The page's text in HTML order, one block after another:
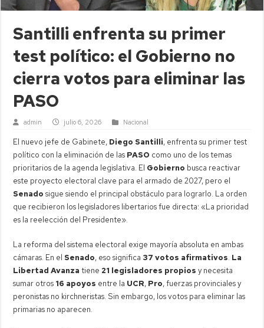
Santilli enfrenta su primer
test político: el Gobierno no
cierra votos para eliminar las
PASO
admin julio 6, 2026 Nacional
El nuevo jefe de Gabinete, Diego Santilli, enfrenta su primer test
político con la eliminación de las PASO como uno de los temas
prioritarios de la agenda legislativa. El Gobierno busca reactivar
este proyecto electoral clave para el armado de 2027, pero el
Senado sigue siendo el principal obstáculo para lograrlo. La orden
que recibieron los legisladores libertarios fue directa: «La prioridad
es la reelección del Presidente».
La reforma del sistema electoral exige mayoría absoluta en ambas
cámaras. En el Senado, eso significa 37 votos afirmativos. La
Libertad Avanza tiene 21 legisladores propios y necesita
sumar otros 16 apoyos entre la UCR, Pro, fuerzas provinciales y
peronistas no kirchneristas. Sin embargo, los votos para eliminar las
primarias no aparecen.